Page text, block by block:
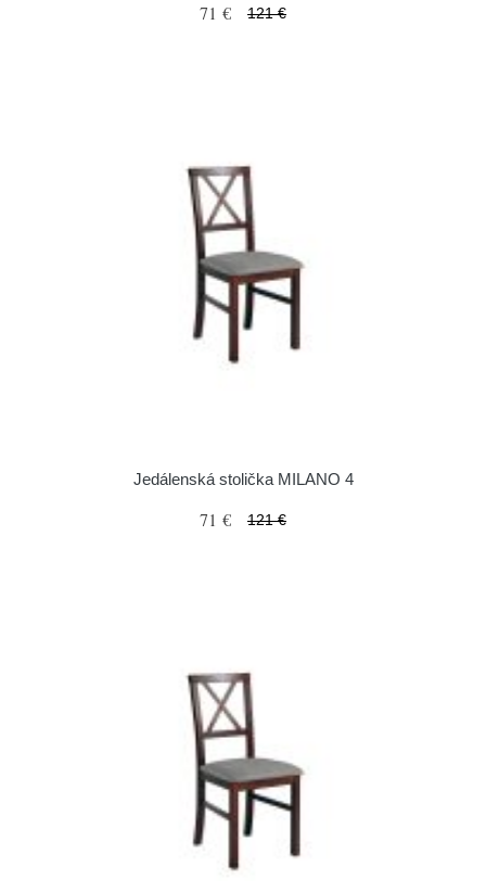
71 € 121 €
Jedálenská stolička MILANO 4
71 € 121 €